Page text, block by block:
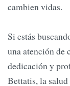
cambien vidas.
Si estás
una atención de
dedicación y
Bettatis, la salud